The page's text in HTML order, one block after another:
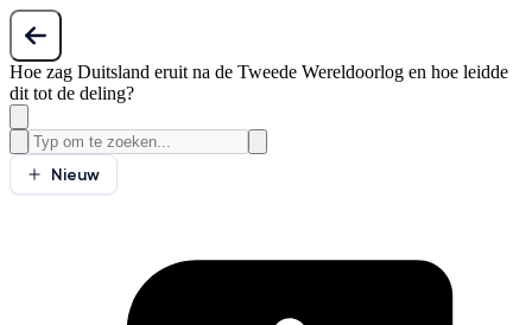
Hoe zag Duitsland eruit na de Tweede Wereldoorlog en hoe leidde
dit tot de deling?
Nieuw